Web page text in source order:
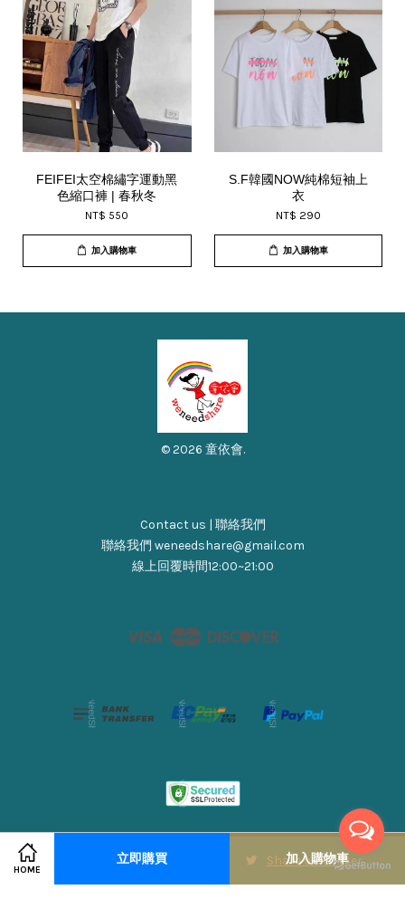
HOME
立即購買 加入購物車
FEIFEI太空棉繡字運動黑
色縮口褲 | 春秋冬
NT$ 550
加入購物車
S.F韓國NOW純棉短袖上
衣
NT$ 290
加入購物車
© 2026 童依會.
Contact us | 聯絡我們
聯絡我們 weneedshare@gmail.com
線上回覆時間12:00~21:00
Visa Master
Share on Facebook Share on Twitter